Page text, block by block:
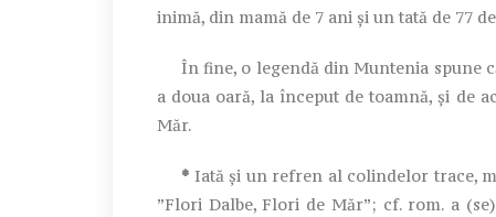
inimă, din mamă de 7 ani și un tată de 77
În fine, o legendă din Muntenia spune
a doua oară, la început de toamnă, și de
Măr.
* Iată și un refren al colindelor trace,
”Flori Dalbe, Flori de Măr”; cf. rom. a